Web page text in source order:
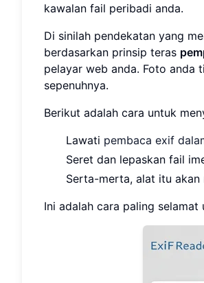
kawalan fail peribadi anda.
Di sinilah pendekatan yang
berdasarkan prinsip teras
pelayar web anda. Foto anda
sepenuhnya.
Berikut adalah cara untuk
Lawati pembaca exif
Seret dan lepaskan fail
Serta-merta, alat itu akan
Ini adalah cara paling